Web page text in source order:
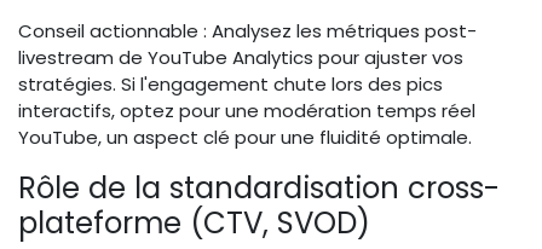
Conseil actionnable : Analysez les métriques post-
livestream de YouTube Analytics pour ajuster vos
stratégies. Si l'engagement chute lors des pics
interactifs, optez pour une modération temps réel
YouTube, un aspect clé pour une fluidité optimale.
Rôle de la standardisation cross-
plateforme (CTV, SVOD)